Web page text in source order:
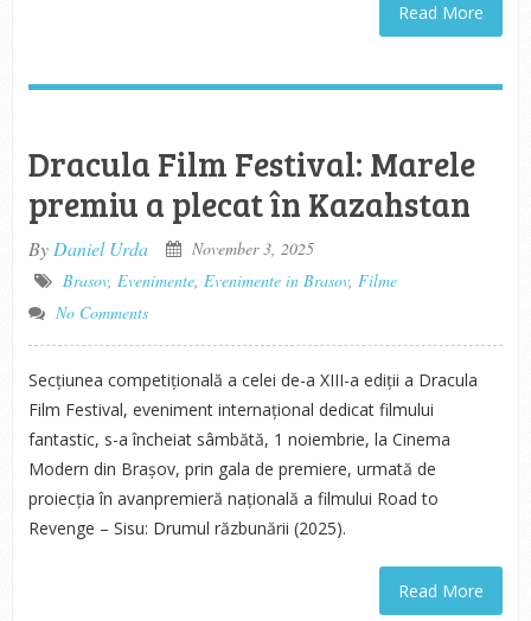
Read More
Dracula Film Festival: Marele
premiu a plecat în Kazahstan
By Daniel Urda
November 3, 2025
Brasov, Evenimente, Evenimente in Brasov, Filme
No Comments
Secțiunea competițională a celei de-a XIII-a ediții a Dracula
Film Festival, eveniment internațional dedicat filmului
fantastic, s-a încheiat sâmbătă, 1 noiembrie, la Cinema
Modern din Brașov, prin gala de premiere, urmată de
proiecția în avanpremieră națională a filmului Road to
Revenge – Sisu: Drumul răzbunării (2025).
Read More